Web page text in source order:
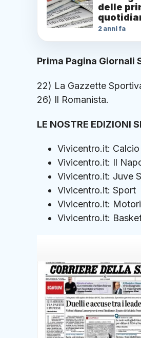
delle
2 anni fa
Prima Pagina Giornali
22) La Gazzette
26) Il Romanista.
LE NOSTRE EDIZIONI
Vivicentro.it: Calcio
Vivicentro.it: Il
Vivicentro.it: Juve
Vivicentro.it: Sport
Vivicentro.it: Motori
Vivicentro.it: